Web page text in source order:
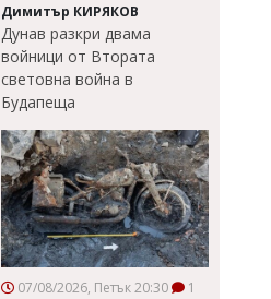
Димитър КИРЯКОВ
Дунав разкри двама
войници от Втората
световна война в
Будапеща
07/08/2026, Петък 20:30 1